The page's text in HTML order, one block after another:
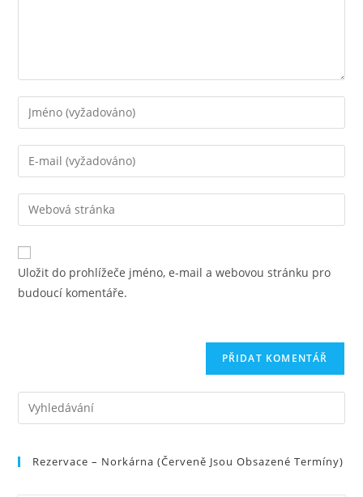
Chcete-
li
přidat
komentář,
své
jméno
nebo
uživatelské
jméno
Chcete-
li
přidat
komentář,
svou
e-
mailovou
Zadejte
adresu
URL
svého
Uložit do prohlížeče jméno, e-mail a webovou stránku pro
budoucí komentáře.
Rezervace – Norkárna (červeně Jsou Obsazené Termíny)